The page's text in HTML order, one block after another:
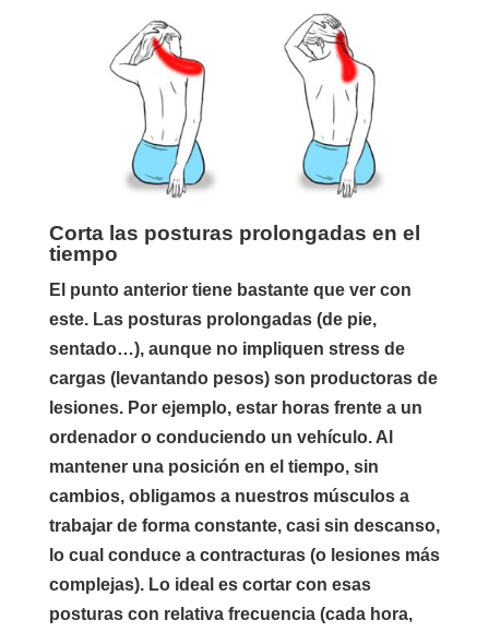
Corta las posturas prolongadas en el
tiempo
El punto anterior tiene bastante que ver con
este. Las posturas prolongadas (de pie,
sentado…), aunque no impliquen stress de
cargas (levantando pesos) son productoras de
lesiones. Por ejemplo, estar horas frente a un
ordenador o conduciendo un vehículo. Al
mantener una posición en el tiempo, sin
cambios, obligamos a nuestros músculos a
trabajar de forma constante, casi sin descanso,
lo cual conduce a contracturas (o lesiones más
complejas). Lo ideal es cortar con esas
posturas con relativa frecuencia (cada hora,